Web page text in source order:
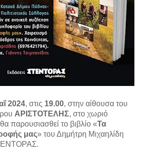
2024, στις 19.00, στην αίθουσα του
ΑΡΙΣΤΟΤΕΛΗΣ, στο χωριό
παρουσιασθεί το βιβλίο «Τα
μας» του Δημήτρη Μιχαηλίδη